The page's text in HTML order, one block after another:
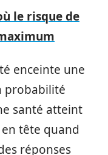
le risque de
enceinte une
probabilité
santé atteint
tête quand
réponses